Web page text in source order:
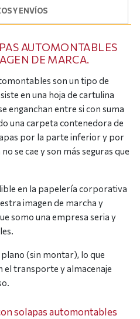
Y ENVÍOS
AUTOMONTABLES
DE MARCA.
son un tipo de
en una hoja de cartulina
enganchan entre si con suma
una carpeta contenedora de
por la parte inferior y por
se cae y son más seguras que
en la papelería corporativa
imagen de marcha y
somo una empresa seria y
(sin montar), lo que
el transporte y almacenaje
solapas automontables